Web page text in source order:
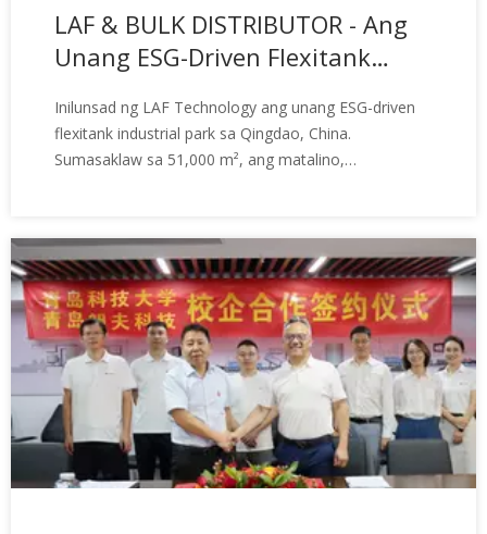
LAF & BULK DISTRIBUTOR - Ang
Unang ESG-Driven Flexitank
Inilunsad ng LAF Technology ang unang ESG-driven
flexitank industrial park sa Qingdao, China.
Sumasaklaw sa 51,000 m², ang matalino,
people-centered na disenyo. Sa intelligent na
automation, renewable energy system, at on-site na
mga serbisyo sa wellness para sa mga empleyado at
partner, nagtakda ang LAF ng bagong benchmark
para sa sustainable logistics at flexitank kategorya,
kabilang ang polyether, polyester, polyimide, at
polyurea na mga uri. Ang mga ito ay maaaring
gawing polyurethane plastic, fibers, rubbers, at
elastomer.